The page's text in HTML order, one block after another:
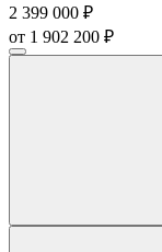
2 399 000 ₽
от 1 902 200 ₽